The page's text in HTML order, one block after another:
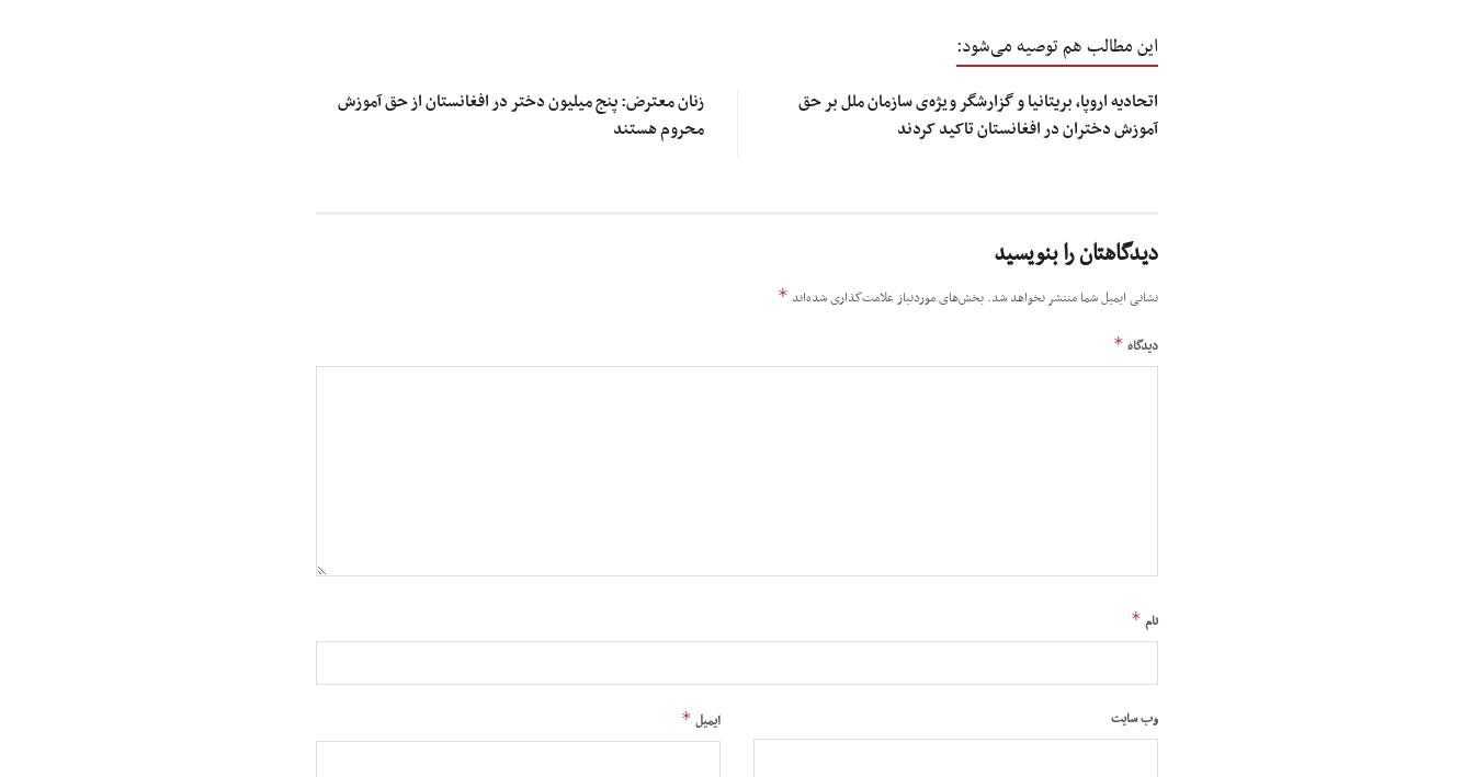
این مطالب هم توصیه می‌شود:
اتحادیه اروپا، بریتانیا و گزارشگر ویژه‌ی سازمان ملل بر حق
آموزش دختران در افغانستان تاکید کردند
زنان معترض: پنج میلیون دختر در افغانستان از حق آموزش
محروم هستند
دیدگاهتان را بنویسید
نشانی ایمیل شما منتشر نخواهد شد. بخش‌های موردنیاز علامت‌گذاری شده‌اند *
دیدگاه *
نام *
ایمیل * وب‌ سایت